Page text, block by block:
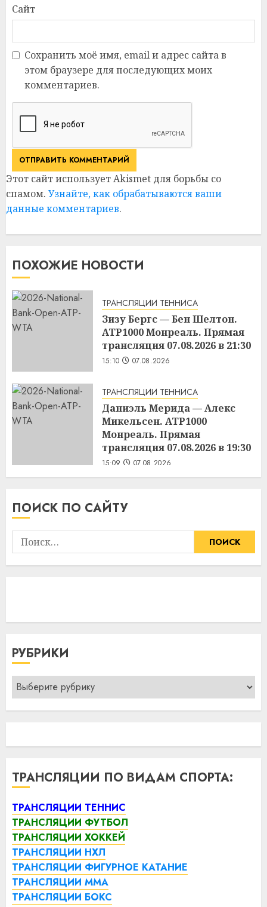
Сайт
Сохранить моё имя, email и адрес сайта в
этом браузере для последующих моих
комментариев.
Этот сайт использует Akismet для борьбы со
спамом. Узнайте, как обрабатываются ваши
данные комментариев.
ПОХОЖИЕ НОВОСТИ
ТРАНСЛЯЦИИ ТЕННИСА
Зизу Бергс — Бен Шелтон.
ATP1000 Монреаль. Прямая
трансляция 07.08.2026 в 21:30
15:10 07.08.2026
ТРАНСЛЯЦИИ ТЕННИСА
Даниэль Мерида — Алекс
Микельсен. ATP1000
Монреаль. Прямая
трансляция 07.08.2026 в 19:30
15:09 07.08.2026
ПОИСК ПО САЙТУ
Найти:
РУБРИКИ
Рубрики
ТРАНСЛЯЦИИ ПО ВИДАМ СПОРТА:
ТРАНСЛЯЦИИ ТЕННИС
ТРАНСЛЯЦИИ ФУТБОЛ
ТРАНСЛЯЦИИ ХОККЕЙ
ТРАНСЛЯЦИИ НХЛ
ТРАНСЛЯЦИИ ФИГУРНОЕ КАТАНИЕ
ТРАНСЛЯЦИИ ММА
ТРАНСЛЯЦИИ БОКС